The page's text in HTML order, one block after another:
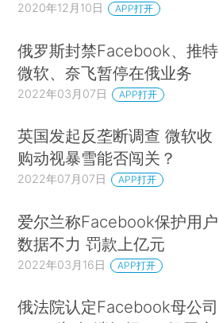
2020年12月10日 APP打开
俄罗斯封禁Facebook、推特
微软、奈飞暂停在俄业务
2022年03月07日 APP打开
英国发起反垄断调查 微软收
购动视暴雪能否闯关？
2022年07月07日 APP打开
爱尔兰称Facebook保护用户
数据不力 罚款上亿元
2022年03月16日 APP打开
俄法院认定Facebook母公司